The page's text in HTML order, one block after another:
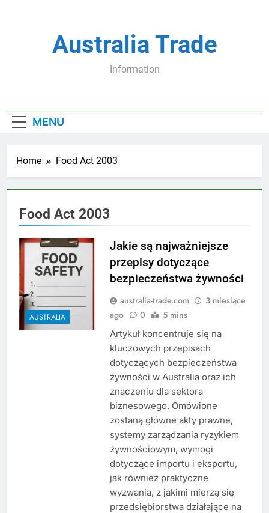
Australia Trade
Information
MENU
Home Food Act 2003
Food Act 2003
AUSTRALIA
Jakie są najważniejsze
przepisy dotyczące
bezpieczeństwa żywności
australia-trade.com
3 miesiące
ago
0 5 mins
Artykuł koncentruje się na
kluczowych przepisach
dotyczących bezpieczeństwa
żywności w Australia oraz ich
znaczeniu dla sektora
biznesowego. Omówione
zostaną główne akty prawne,
systemy zarządzania ryzykiem
żywnościowym, wymogi
dotyczące importu i eksportu,
jak również praktyczne
wyzwania, z jakimi mierzą się
przedsiębiorstwa działające na